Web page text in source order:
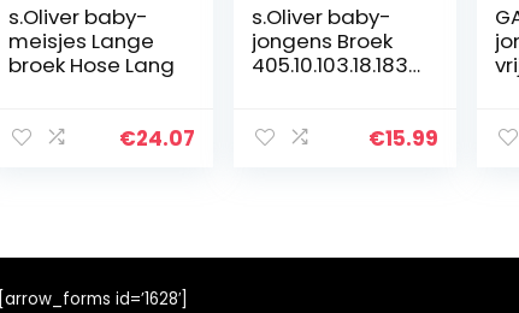
s.Oliver baby-
meisjes Lange
broek Hose Lang
€24.07
s.Oliver baby-
jongens Broek
405.10.103.18.183.
€15.99
[arrow_forms id=’1628′]